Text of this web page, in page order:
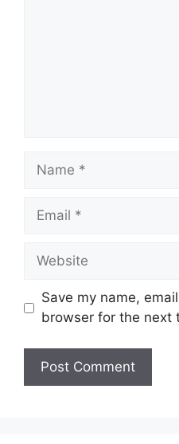
Name
Email
Website
Save my name,
browser for the next